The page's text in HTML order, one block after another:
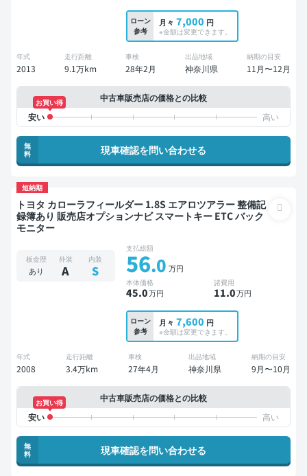
ローン
参考
月々 7,000 円
※金額は変更できます。
年式
2013
走行距離
9.1万km
車検
28年2月
出品地域
神奈川県
納期の目安
11月〜12月
中古車販売店の価格との比較
お買い得
無
料
現車確認を問い合わせる
短納期
トヨタ カローラフィールダー 1.8S エアロツアラー 整備記
録簿あり 販売店オプションナビ スマートキー ETC バック
モニター
板金歴
あり
外装
A
内装
S
支払総額
56.0 万円
本体価格
45.0万円
諸費用
11.0万円
ローン
参考
月々 7,600 円
※金額は変更できます。
年式
2008
走行距離
3.4万km
車検
27年4月
出品地域
神奈川県
納期の目安
9月〜10月
中古車販売店の価格との比較
お買い得
無
料
現車確認を問い合わせる